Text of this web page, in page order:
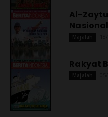
Al-
Majalah
Rakyat
Majalah